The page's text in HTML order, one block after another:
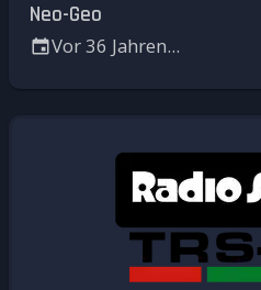
Neo-Geo
Vor 36 Jahren...